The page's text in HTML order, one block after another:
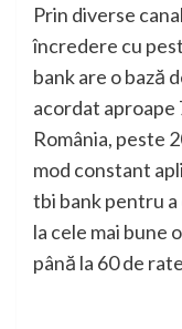
Prin diverse
încredere cu
bank are o bază
acordat aproape
România, peste
mod constant
tbi bank pentru a
la cele mai bune
până la 60 de